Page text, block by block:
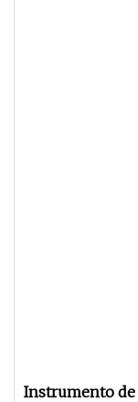
Instrumento de